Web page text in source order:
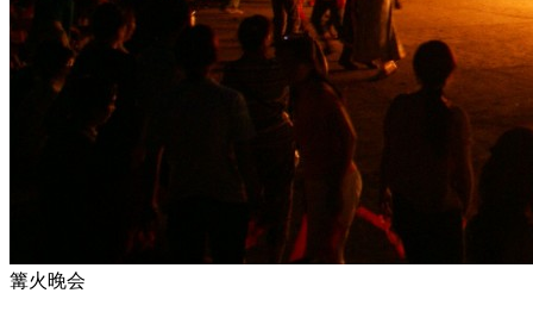
篝火晚会